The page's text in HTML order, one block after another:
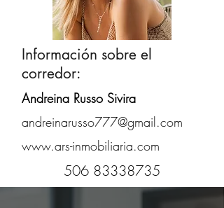
Información sobre el
corredor:
Andreina Russo Sivira
andreinarusso777@gmail.com
www.ars-inmobiliaria.com
506 83338735